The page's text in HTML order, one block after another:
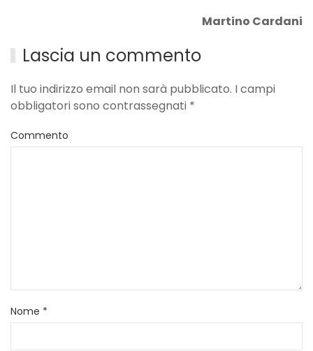
Martino Cardani
Lascia un commento
Il tuo indirizzo email non sarà pubblicato. I campi
obbligatori sono contrassegnati *
Commento
Nome *